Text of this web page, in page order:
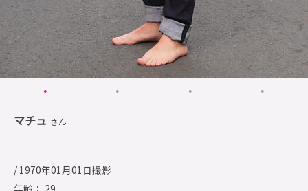
マチュ さん
/ 1970年01月01日撮影
年齢： 29